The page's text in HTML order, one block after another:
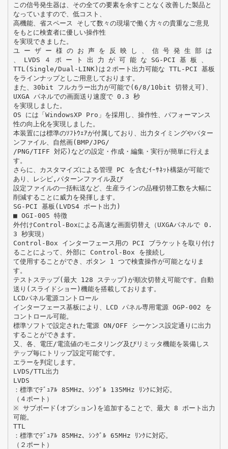
この信号発生器は、その全ての要素を余すことなく改善した製品と
なっていますので、低コスト、
高機能、省スペース そして数々の現場で働く方々の貴重なご意見
をもとに検査者に優しい操作性
を実現できました。
ユ ー ザ ー 様 の お 声 を 反 映 し 、 信 号 発 生 部 は
、 LVDS ４ ポ ー ト 出 力 が 可 能 な SG-PCI 基 板 、
TTL(Single/Dual-LINK)は２ポート出力可能な TTL-PCI 基板
をラインナップとしご用意しております。
また、30bit フルカラー出力が可能で(6/8/10bit 切替え可)、
UXGA パネルでの画面送り速度で 0.3 秒
を実現しました。
OS には「WindowsXP Pro」を採用し、操作性、パフォーマンス
性の向上化を実現しました。
本装置には標準のｿﾌﾄｳｪｱが付属しており、出力タイミングやパター
ンファイル、自然画(BMP/JPG/
/PNG/TIFF 対応)などの設定・作成・編集・実行が簡単に行えま
す。
さらに、カスタマイズによる管理 PC を含むｲｰｻﾈｯﾄ構築が可能で
あり、レシピ,パターンファイル及び
設定ファイルの一括転送など、生産ラインの品種切替工数を大幅に
削減することに威力を発揮します。
SG-PCI 基板(LVDS4 ポート出力)
■ OGI-005 特徴
外付けControl-Boxによる高速な画面切替え（UXGAパネルで 0.
3 秒実現）
Control-Box インターフェース用の PCI ブラケットを取り付け
ることによって、外部に Control-Box を接続し
て使用することができ、ボタン 1 つで検査操作が可能となりま
す。
テストステップ(最大 128 ステップ)が順次切替え可能です。自動
送り(スライドショー)機能を搭載しております。
LCDパネル電源コントロール
インターフェース基板により、LCD パネル専用電源 OGP-002 を
コントロール可能。
標準ソフトで設定された電源 ON/OFF シーケンス設定通りに出力
することができます。
又、各、電圧/電流値のモニタリング及びリミッタ機能を装備しス
テップ毎にトリップ設定可能です。
エラーを判定します。
LVDS/TTL出力
LVDS
：標準でﾃﾞｭｱﾙ 85MHz、ｼﾝｸﾞﾙ 135MHz ﾘﾝｸに対応。
（４ポート）
※ サブボード(オプション)を追加することで、最大 8 ポート出力
可能。
TTL
：標準でﾃﾞｭｱﾙ 85MHz、ｼﾝｸﾞﾙ 65MHz ﾘﾝｸに対応。
（２ポート）